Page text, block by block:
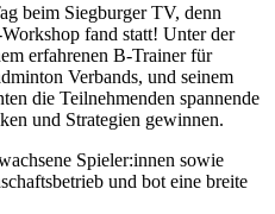
beim Siegburger TV, denn
fand statt! Unter der
erfahrenen B-Trainer für
Verbands, und seinem
die Teilnehmenden spannende
und Strategien gewinnen.
Spieler:innen sowie
und bot eine breite